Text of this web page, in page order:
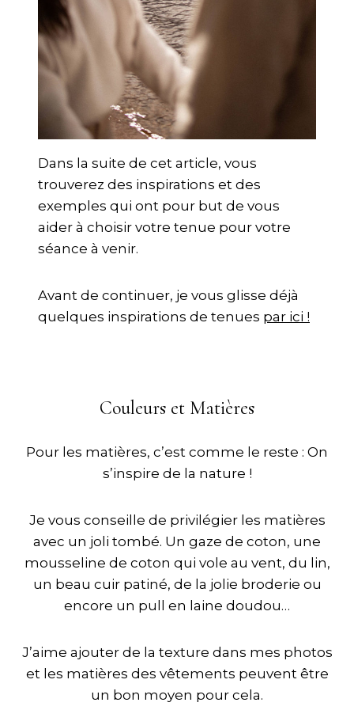
Dans la suite de cet article, vous
trouverez des inspirations et des
exemples qui ont pour but de vous
aider à choisir votre tenue pour votre
séance à venir.
Avant de continuer, je vous glisse déjà
quelques inspirations de tenues par ici !
Couleurs et Matières
Pour les matières, c’est comme le reste : On
s’inspire de la nature !
Je vous conseille de privilégier les matières
avec un joli tombé. Un gaze de coton, une
mousseline de coton qui vole au vent, du lin,
un beau cuir patiné, de la jolie broderie ou
encore un pull en laine doudou…
J’aime ajouter de la texture dans mes photos
et les matières des vêtements peuvent être
un bon moyen pour cela.